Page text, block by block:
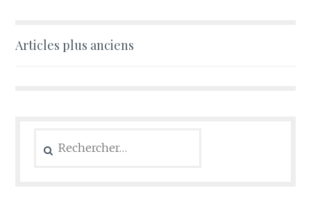
Navigation
Articles plus anciens